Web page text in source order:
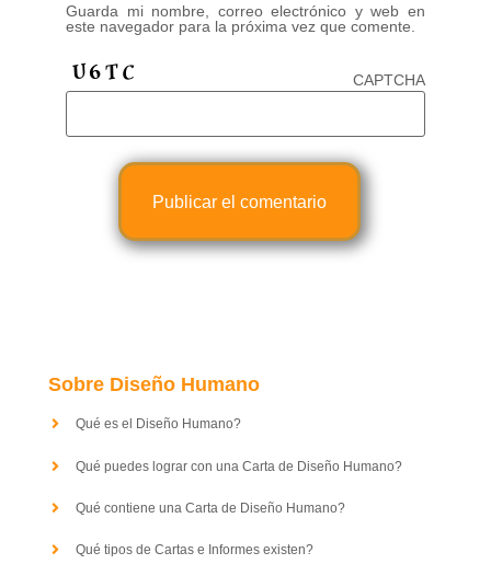
Guarda mi nombre, correo electrónico y web en
este navegador para la próxima vez que comente.
CAPTCHA
Sobre Diseño Humano
Qué es el Diseño Humano?
Qué puedes lograr con una Carta de Diseño Humano?
Qué contiene una Carta de Diseño Humano?
Qué tipos de Cartas e Informes existen?